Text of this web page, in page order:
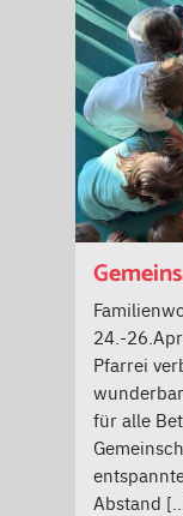
24.-
Pfarrei
für alle
Abstand